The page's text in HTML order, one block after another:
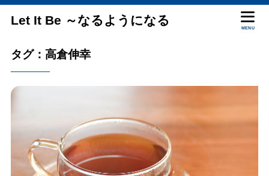
Let It Be ～なるようになる
MENU
タグ：高倉伸幸